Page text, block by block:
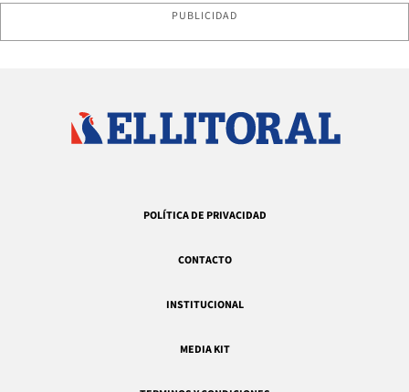
PUBLICIDAD
POLÍTICA DE PRIVACIDAD
CONTACTO
INSTITUCIONAL
MEDIA KIT